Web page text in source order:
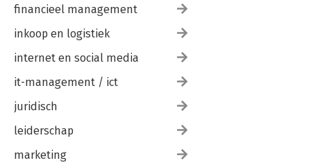
financieel management
inkoop en logistiek
internet en social media
it-management / ict
juridisch
leiderschap
marketing